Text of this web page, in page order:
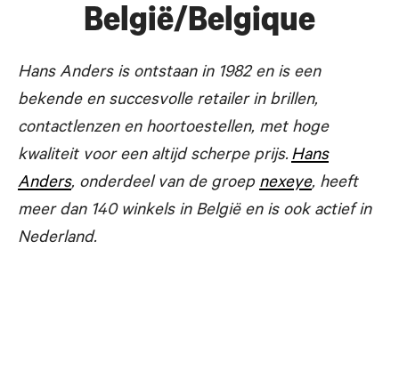
België/Belgique
Hans Anders is ontstaan in 1982 en is een
bekende en succesvolle retailer in brillen,
contactlenzen en hoortoestellen, met hoge
kwaliteit voor een altijd scherpe prijs. Hans
Anders, onderdeel van de groep nexeye, heeft
meer dan 140 winkels in België en is ook actief in
Nederland.